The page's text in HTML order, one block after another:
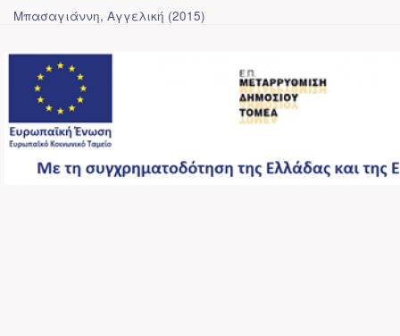
Μπασαγιάννη, Αγγελική (2015)